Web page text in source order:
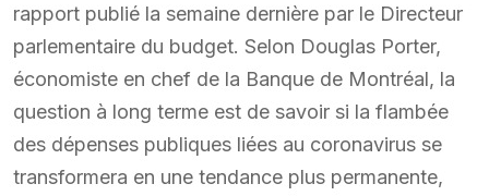
rapport publié la semaine dernière par le Directeur
parlementaire du budget. Selon Douglas Porter,
économiste en chef de la Banque de Montréal, la
question à long terme est de savoir si la flambée
des dépenses publiques liées au coronavirus se
transformera en une tendance plus permanente,